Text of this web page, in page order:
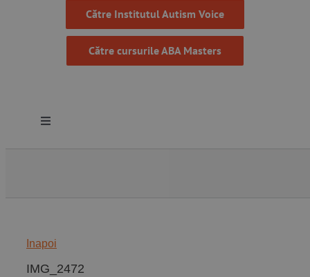
Către Institutul Autism Voice
Către cursurile ABA Masters
Toggle
Programe
Inapoi
IMG_2472